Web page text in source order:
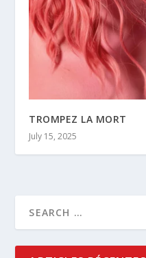
TROMPEZ LA MORT
July 15, 2025